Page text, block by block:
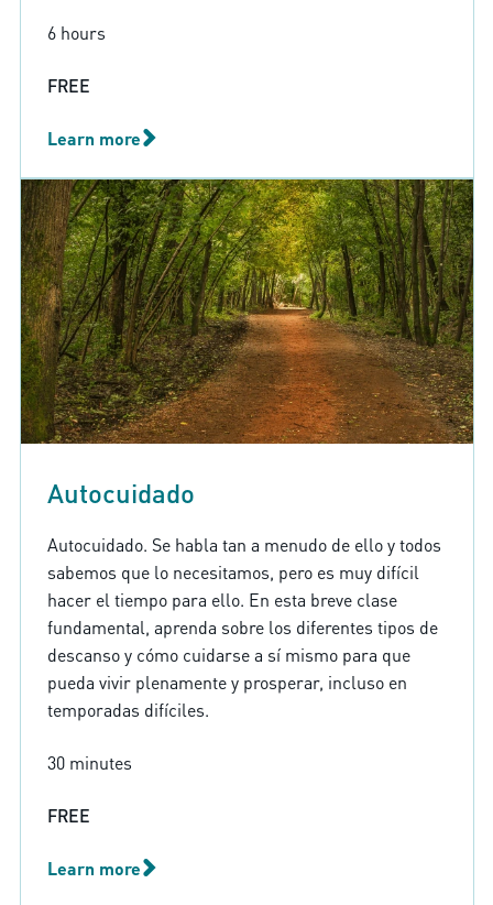
6 hours
FREE
Learn more
Autocuidado
Autocuidado. Se habla tan a menudo de ello y todos
sabemos que lo necesitamos, pero es muy difícil
hacer el tiempo para ello. En esta breve clase
fundamental, aprenda sobre los diferentes tipos de
descanso y cómo cuidarse a sí mismo para que
pueda vivir plenamente y prosperar, incluso en
temporadas difíciles.
30 minutes
FREE
Learn more